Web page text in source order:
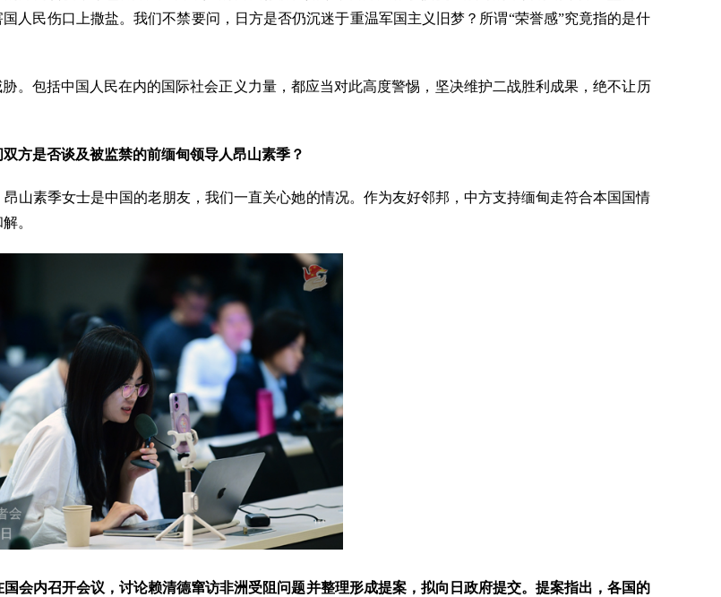
人民伤口上撒盐。我们不禁要问，日方是否仍沉迷于重温军国主义旧梦？所谓“荣誉感”究竟指的是什
。包括中国人民在内的国际社会正义力量，都应当对此高度警惕，坚决维护二战胜利成果，绝不让历
方是否谈及被监禁的前缅甸领导人昂山素季？
山素季女士是中国的老朋友，我们一直关心她的情况。作为友好邻邦，中方支持缅甸走符合本国国情
。
会内召开会议，讨论赖清德窜访非洲受阻问题并整理形成提案，拟向日政府提交。提案指出，各国的